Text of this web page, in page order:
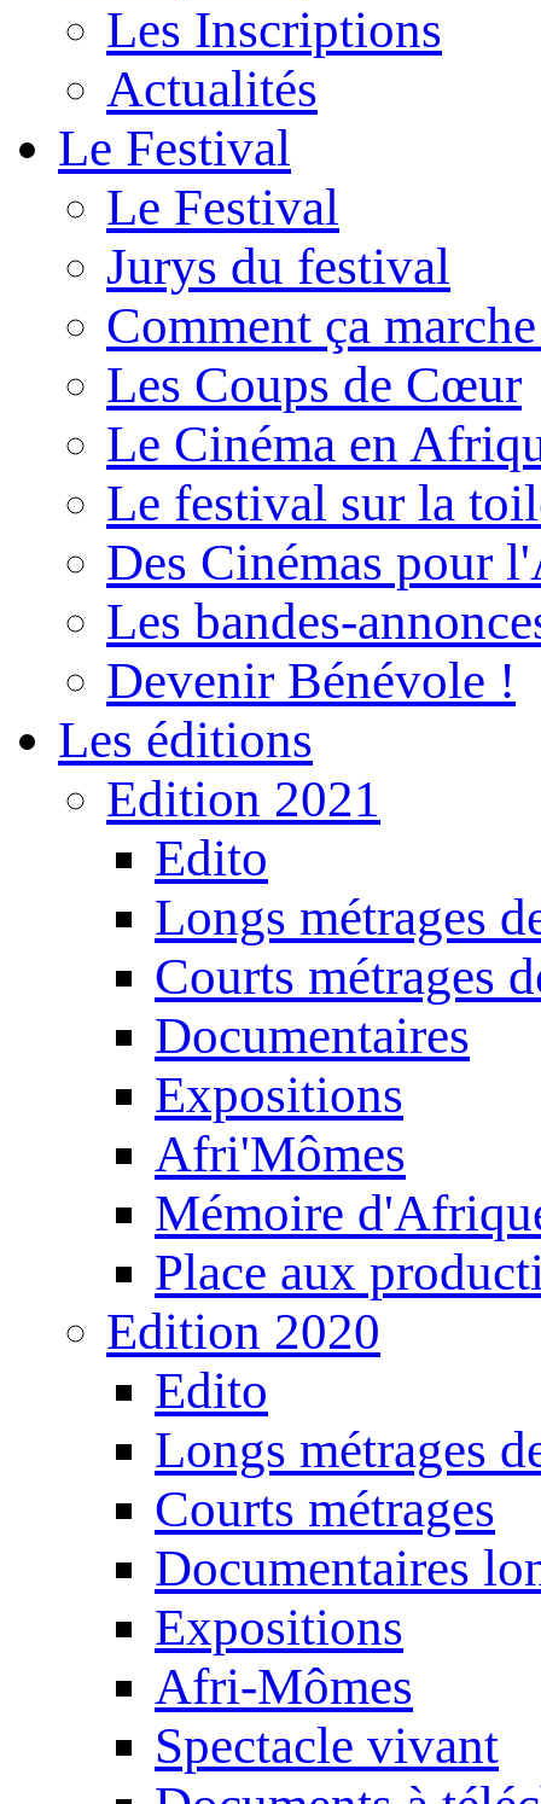
Les Inscriptions
Actualités
Le Festival
Le Festival
Jurys du festival
Comment ça
Les Coups de Cœur
Le Cinéma en
Le festival sur la
Des Cinémas pour
Les bandes-
Devenir Bénévole !
Les éditions
Edition 2021
Edito
Longs métrages
Courts métrages
Documentaires
Expositions
Afri'Mômes
Mémoire
Place aux
Edition 2020
Edito
Longs métrages
Courts métrages
Documentaires
Expositions
Afri-Mômes
Spectacle vivant